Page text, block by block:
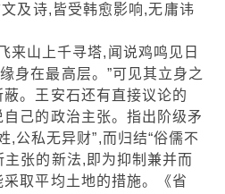
文及诗,皆受韩愈影响,无庸讳
山上千寻塔,闻说鸡鸣见日
身在最高层。”可见其立身之
。王安石还有直接议论的
己的政治主张。指出阶级矛
私无异财”,而归结“俗儒不
张的新法,即为抑制兼并而
取平均土地的措施。《省